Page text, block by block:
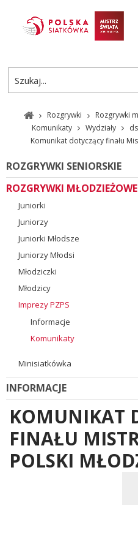
PL
EN
Rozgrywki Rozgrywki
Komunikaty
Wydziały
Komunikat dotyczący finału
ROZGRYWKI SENIORSKIE
ROZGRYWKI MŁODZIEŻOWE
Juniorki
Juniorzy
Juniorki Młodsze
Juniorzy Młodsi
Młodziczki
Młodzicy
Imprezy PZPS
Informacje
Komunikaty
Minisiatkówka
INFORMACJE
KOMUNIKAT
FINAŁU
POLSKI